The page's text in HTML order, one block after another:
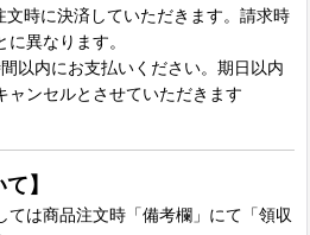
時に決済していただきます。請求時
異なります。
以内にお支払いください。期日以内
ャンセルとさせていただきます
】
ては商品注文時「備考欄」にて「領収